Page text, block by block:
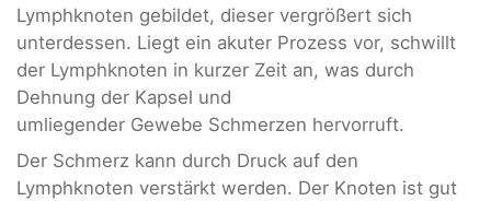
Lymphknoten gebildet, dieser vergrößert sich
unterdessen. Liegt ein akuter Prozess vor, schwillt
der Lymphknoten in kurzer Zeit an, was durch
Dehnung der Kapsel und
umliegender Gewebe Schmerzen hervorruft.
Der Schmerz kann durch Druck auf den
Lymphknoten verstärkt werden. Der Knoten ist gut